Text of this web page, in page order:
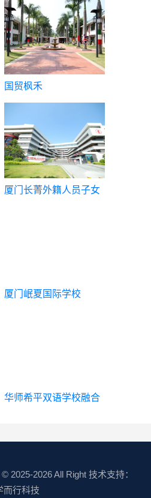
国贸枫禾
厦门长菁外籍人员子女
厦门岷夏国际学校
华师希平双语学校融合
© 2025-2026 All Right 技术支持：
而行科技